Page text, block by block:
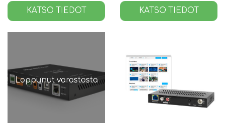
KATSO TIEDOT KATSO TIEDOT
Loppunut varastosta